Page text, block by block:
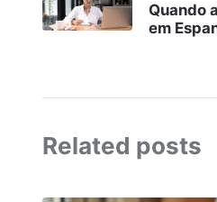
Quando
em
Related posts